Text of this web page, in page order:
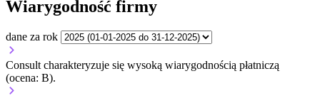
Wiarygodność firmy
dane za rok
Consult charakteryzuje się wysoką wiarygodnością płatniczą
(ocena: B).